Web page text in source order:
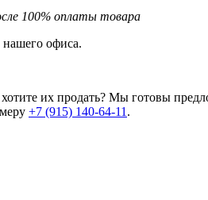
100% оплаты товара
офиса.
их продать? Мы готовы
+7 (915) 140-64-11 .